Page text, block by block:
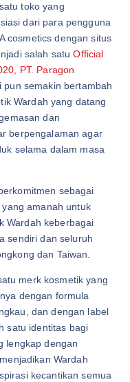
toko yang
dari para pengguna
cosmetics dengan situs
salah satuOfficial
PT. Paragon
pun semakin bertambah
Wardah yang datang
dan
berpengalaman agar
selama dalam masa
sebagai
amanah untuk
Wardah keberbagai
sendiri dan seluruh
dan Taiwan.
merk kosmetik yang
dengan formula
dan dengan label
satu identitas bagi
lengkap dengan
Wardah
kecantikan semua